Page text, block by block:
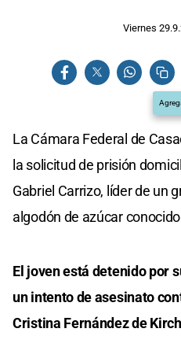
Viernes
La Cámara Federal de
la solicitud de prisión
Gabriel Carrizo, líder de un
algodón de azúcar
El joven está detenido por
un intento de asesinato
Cristina Fernández de